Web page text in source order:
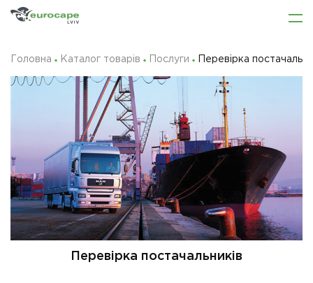
Головна Каталог товарів Послуги Перевірка
Перевірка постачальників